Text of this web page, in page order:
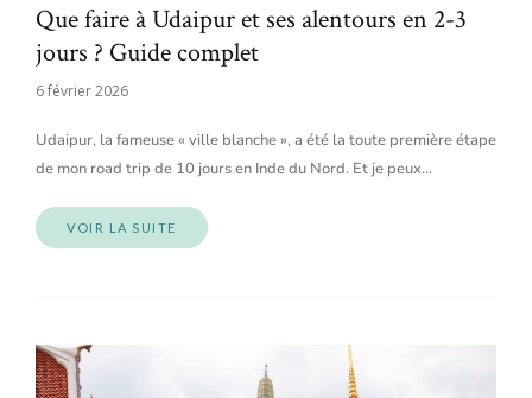
Que faire à Udaipur et ses alentours en 2-3
jours ? Guide complet
6 février 2026
Udaipur, la fameuse « ville blanche », a été la toute première étape
de mon road trip de 10 jours en Inde du Nord. Et je peux…
VOIR LA SUITE